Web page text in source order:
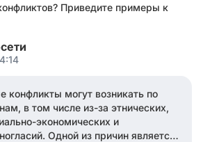
Приведите примеры к
конфликты могут возникать по
в том числе из-за этнических,
экономических и
Одной из причин является